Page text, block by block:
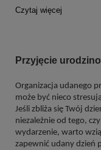
Czytaj więcej
Przyjęcie
Organizacja udanego
może być nieco
Jeśli zbliża się Twój
niezależnie od tego,
wydarzenie, warto
zapewnić udany dzień